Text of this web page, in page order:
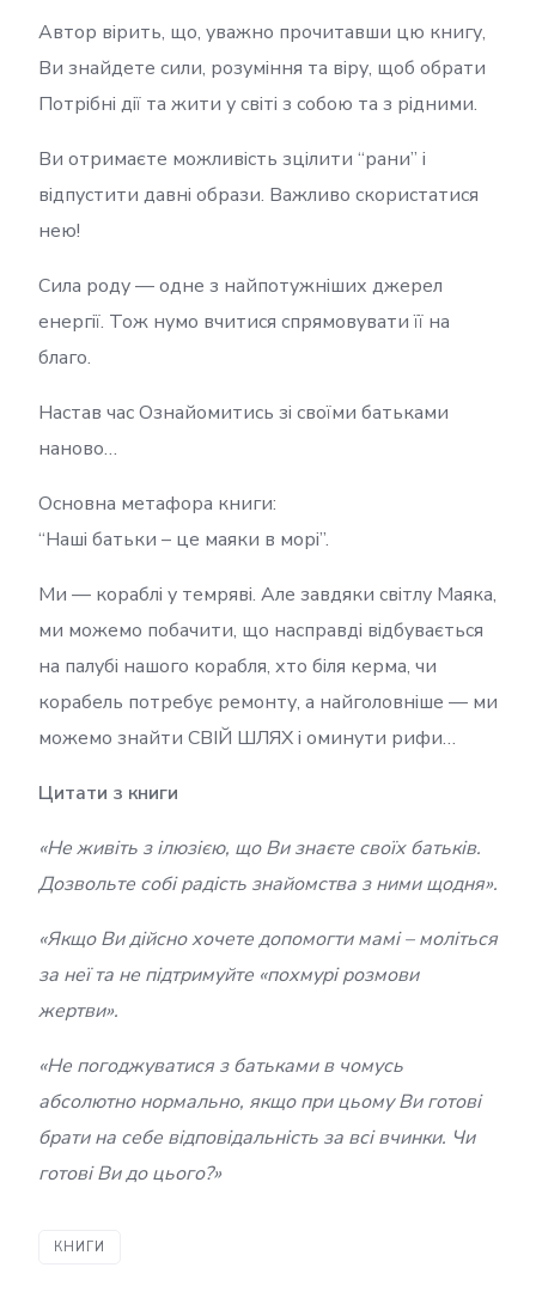
Автор вірить, що, уважно прочитавши цю книгу,
Ви знайдете сили, розуміння та віру, щоб обрати
Потрібні дії та жити у світі з собою та з рідними.
Ви отримаєте можливість зцілити “рани” і
відпустити давні образи. Важливо скористатися
нею!
Сила роду — одне з найпотужніших джерел
енергії. Тож нумо вчитися спрямовувати її на
благо.
Настав час Ознайомитись зі своїми батьками
наново…
Основна метафора книги:
“Наші батьки – це маяки в морі”.
Ми — кораблі у темряві. Але завдяки світлу Маяка,
ми можемо побачити, що насправді відбувається
на палубі нашого корабля, хто біля керма, чи
корабель потребує ремонту, а найголовніше — ми
можемо знайти СВІЙ ШЛЯХ і оминути рифи…
Цитати з книги
«Не живіть з ілюзією, що Ви знаєте своїх батьків.
Дозвольте собі радість знайомства з ними щодня».
«Якщо Ви дійсно хочете допомогти мамі – моліться
за неї та не підтримуйте «похмурі розмови
жертви».
«Не погоджуватися з батьками в чомусь
абсолютно нормально, якщо при цьому Ви готові
брати на себе відповідальність за всі вчинки. Чи
готові Ви до цього?»
КНИГИ